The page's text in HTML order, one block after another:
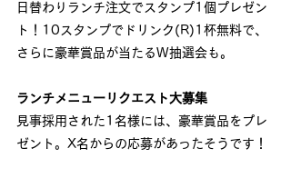
日替わりランチ注文でスタンプ1個プレゼン
ト！10スタンプでドリンク(R)1杯無料で、
さらに豪華賞品が当たるW抽選会も。
ランチメニューリクエスト大募集
見事採用された1名様には、豪華賞品をプレ
ゼント。X名からの応募があったそうです！